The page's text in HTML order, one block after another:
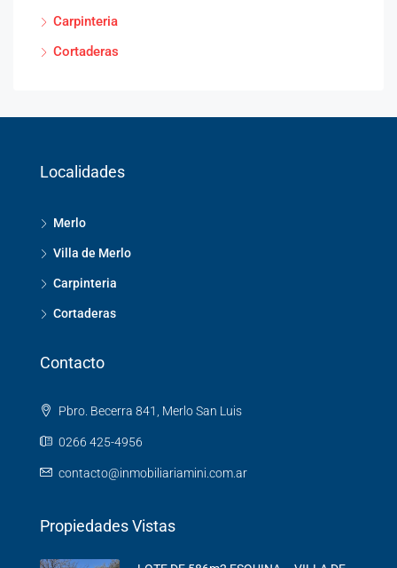
Carpinteria
Cortaderas
Localidades
Merlo
Villa de Merlo
Carpinteria
Cortaderas
Contacto
Pbro. Becerra 841, Merlo San Luis
0266 425-4956
contacto@inmobiliariamini.com.ar
Propiedades Vistas